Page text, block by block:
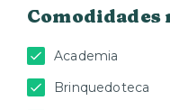
Academia
Brinquedoteca